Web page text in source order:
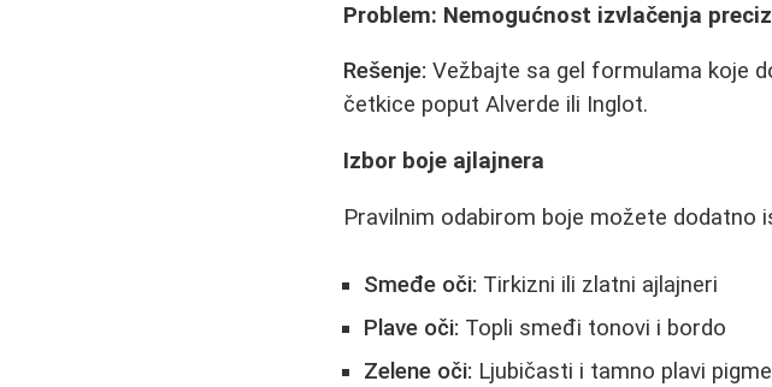
Problem: Nemogućnost izvlačenja
Rešenje: Vežbajte sa gel formulama koje
četkice poput Alverde ili Inglot.
Izbor boje ajlajnera
Pravilnim odabirom boje možete dodatno
Smeđe oči: Tirkizni ili zlatni ajlajneri
Plave oči: Topli smeđi tonovi i bordo
Zelene oči: Ljubičasti i tamno plavi